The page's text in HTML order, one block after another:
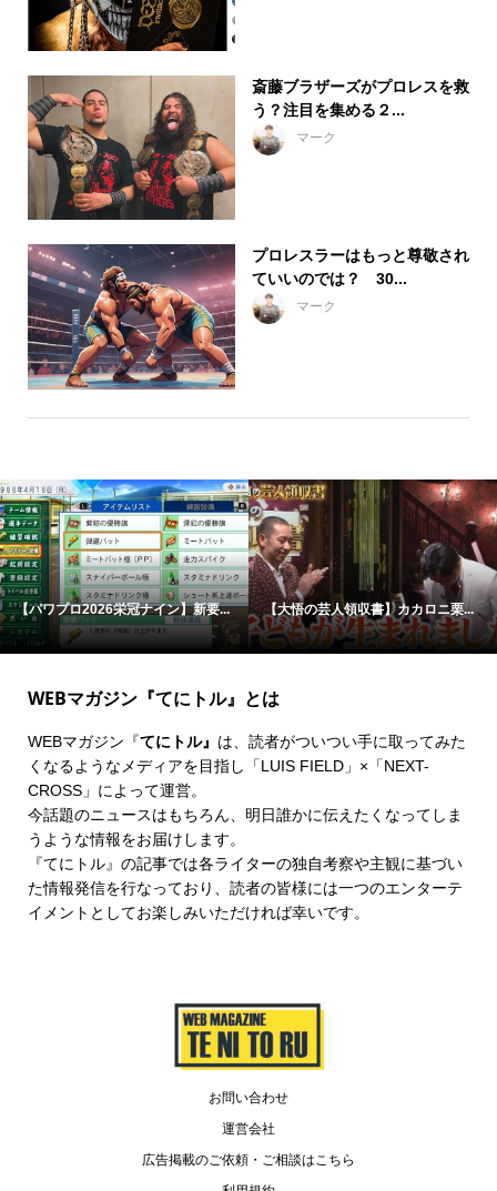
斎藤ブラザーズがプロレスを救
う？注目を集める２...
マーク
プロレスラーはもっと尊敬され
ていいのでは？ 30...
マーク
【パワプロ2026栄冠ナイン】新要... 【大悟の芸人領収書】カカロニ栗...
WEBマガジン『てにトル』とは
WEBマガジン『てにトル』 は、読者がついつい手に取ってみた
くなるようなメディアを目指し「LUIS FIELD」×「NEXT-
CROSS」によって運営。
今話題のニュースはもちろん、明日誰かに伝えたくなってしま
うような情報をお届けします。
『てにトル』の記事では各ライターの独自考察や主観に基づい
た情報発信を行なっており、読者の皆様には一つのエンターテ
イメントとしてお楽しみいただければ幸いです。
お問い合わせ
運営会社
広告掲載のご依頼・ご相談はこちら